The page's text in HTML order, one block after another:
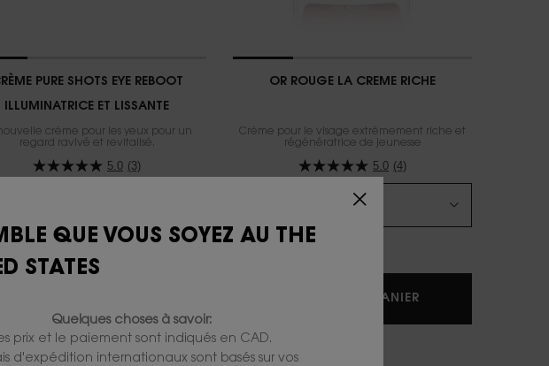
PURE SHOTS EYE REBOOT
ILLUMINATRICE ET LISSANTE
crème pour les yeux pour un
regard ravivé et revitalisé.​
5.0 (3)
105,00 $
CRÈME PURE SHOTS EYE REBOOT ILLUMINATRICE ET
OR ROUGE LA CREME RICHE
Crème pour le visage extrêmement riche et
régénératrice de jeunesse
5.0 (4)
AJOUTER AU PANIER
QUE VOUS SOYEZ AU THE
STATES
Quelques choses à savoir:
prix et le paiement sont indiqués en CAD.
d'expédition internationaux sont basés sur vos